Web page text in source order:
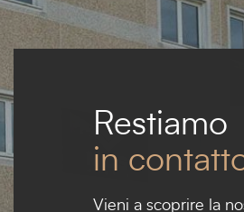
Restiamo
in
Vieni a scoprire la